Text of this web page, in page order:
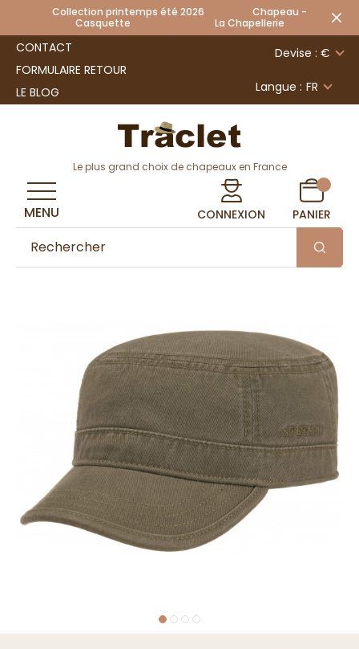
Collection printemps été 2026 Chapeau -
Casquette La Chapellerie
CONTACT
FORMULAIRE RETOUR
LE BLOG
Devise : €
Langue : FR
Le plus grand choix de chapeaux en France
CONNEXION PANIER
MENU